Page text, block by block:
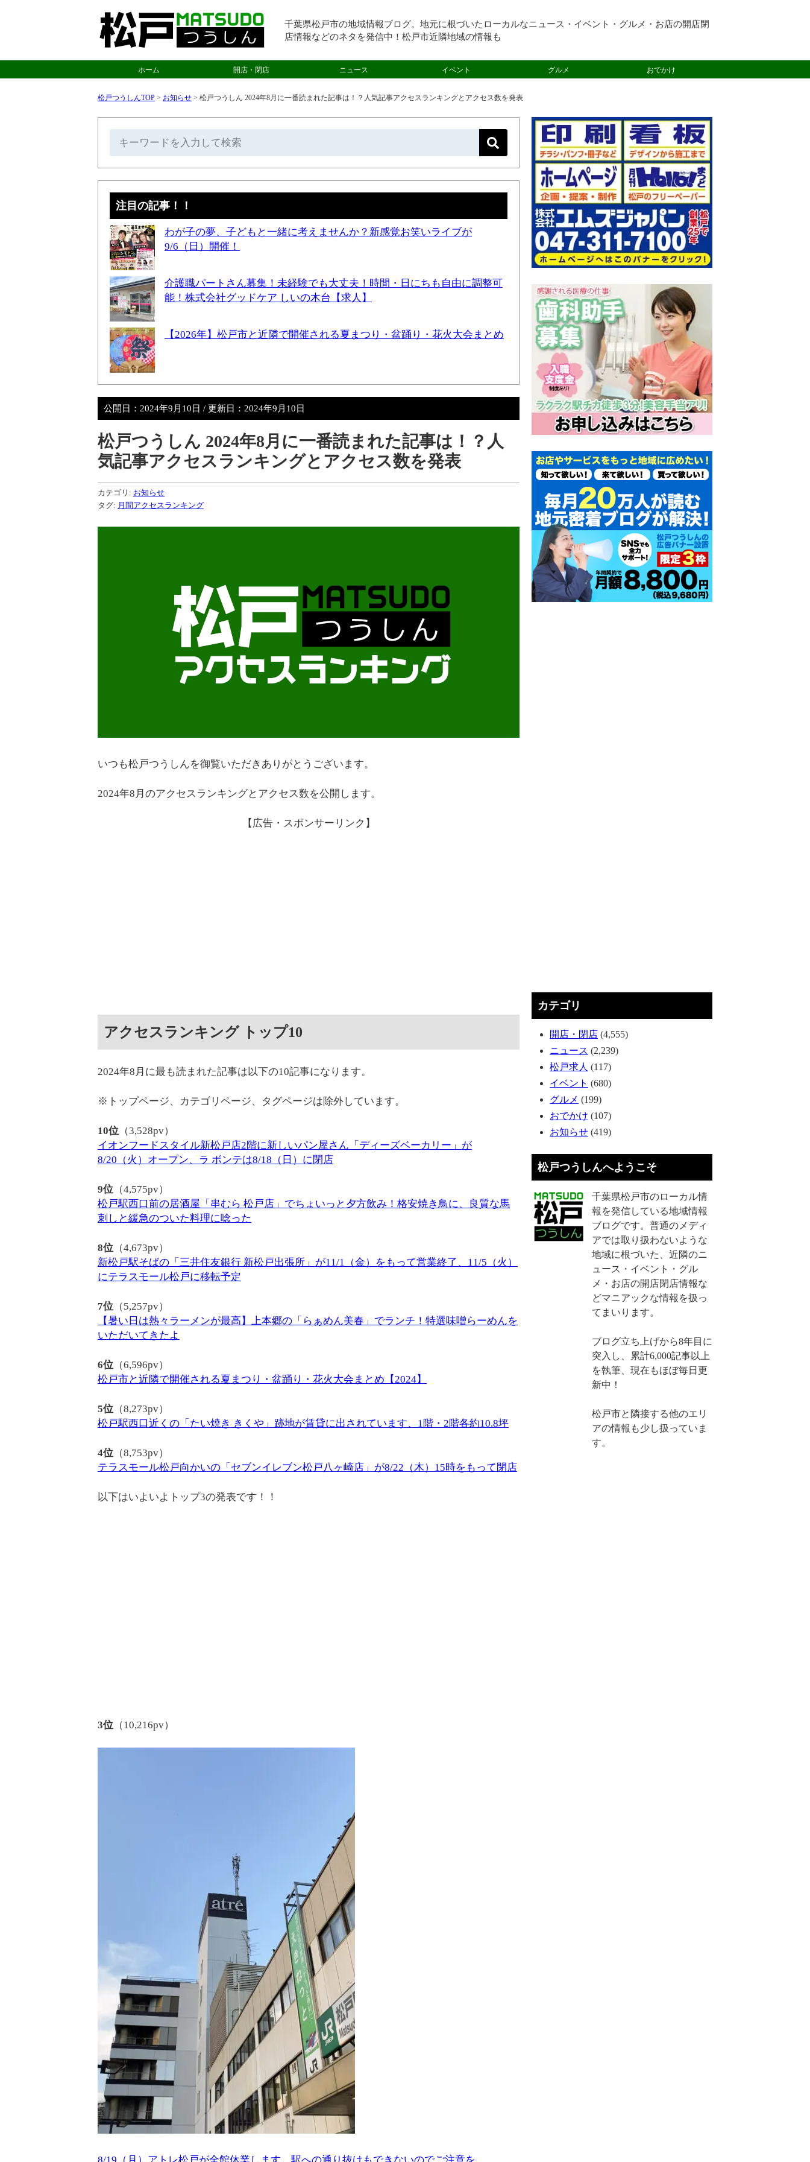
千葉県松戸市の地域情報ブログ。地元に根づいたローカルなニュース・イベント・グルメ・お店の開店閉
店情報などのネタを発信中！松戸市近隣地域の情報も
ホーム 開店・閉店 ニュース イベント グルメ おでかけ
松戸つうしんTOP > お知らせ > 松戸つうしん 2024年8月に一番読まれた記事は！？人気記事アクセスランキングとアクセス数を発表
注目の記事！！
わが子の夢、子どもと一緒に考えませんか？新感覚お笑いライブが
9/6（日）開催！
介護職パートさん募集！未経験でも大丈夫！時間・日にちも自由に調整可
能！株式会社グッドケア しいの木台【求人】
【2026年】松戸市と近隣で開催される夏まつり・盆踊り・花火大会まとめ
公開日： 2024年9月10日 / 更新日： 2024年9月10日
松戸つうしん 2024年8月に一番読まれた記事は！？人
気記事アクセスランキングとアクセス数を発表
カテゴリ: お知らせ
タグ: 月間アクセスランキング
いつも松戸つうしんを御覧いただきありがとうございます。
2024年8月のアクセスランキングとアクセス数を公開します。
【広告・スポンサーリンク】
アクセスランキング トップ10
2024年8月に最も読まれた記事は以下の10記事になります。
※トップページ、カテゴリページ、タグページは除外しています。
10位 （3,528pv）
イオンフードスタイル新松戸店2階に新しいパン屋さん「ディーズベーカリー」が
8/20（火）オープン、ラ ボンテは8/18（日）に閉店
9位 （4,575pv）
松戸駅西口前の居酒屋「串むら 松戸店」でちょいっと夕方飲み！格安焼き鳥に、良質な馬
刺しと緩急のついた料理に唸った
8位 （4,673pv）
新松戸駅そばの「三井住友銀行 新松戸出張所」が11/1（金）をもって営業終了、11/5（火）
にテラスモール松戸に移転予定
7位 （5,257pv）
【暑い日は熱々ラーメンが最高】上本郷の「らぁめん美春」でランチ！特選味噌らーめんを
いただいてきたよ
6位 （6,596pv）
松戸市と近隣で開催される夏まつり・盆踊り・花火大会まとめ【2024】
5位 （8,273pv）
松戸駅西口近くの「たい焼き きくや」跡地が賃貸に出されています、1階・2階各約10.8坪
4位 （8,753pv）
テラスモール松戸向かいの「セブンイレブン松戸八ヶ崎店」が8/22（木）15時をもって閉店
以下はいよいよトップ3の発表です！！
3位 （10,216pv）
8/19（月）アトレ松戸が全館休業します、駅への通り抜けもできないのでご注意を
カテゴリ
開店・閉店 (4,555)
ニュース (2,239)
松戸求人 (117)
イベント (680)
グルメ (199)
おでかけ (107)
お知らせ (419)
松戸つうしんへようこそ
千葉県松戸市のローカル情
報を発信している地域情報
ブログです。普通のメディ
アでは取り扱わないような
地域に根づいた、近隣のニ
ュース・イベント・グル
メ・お店の開店閉店情報な
どマニアックな情報を扱っ
てまいります。
ブログ立ち上げから8年目に
突入し、累計6,000記事以上
を執筆、現在もほぼ毎日更
新中！
松戸市と隣接する他のエリ
アの情報も少し扱っていま
す。